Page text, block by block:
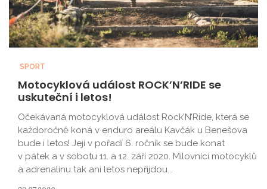
SPORT
Motocyklová událost ROCK’N’RIDE se
uskuteční i letos!
Očekávaná motocyklová událost Rock’N’Ride, která se
každoročně koná v enduro areálu Kavčák u Benešova
bude i letos! Její v pořadí 6. ročník se bude konat
v pátek a v sobotu 11. a 12. září 2020. Milovníci motocyklů
a adrenalinu tak ani letos nepřijdou...